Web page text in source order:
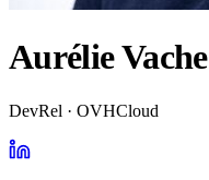
Aurélie Vache
DevRel · OVHCloud